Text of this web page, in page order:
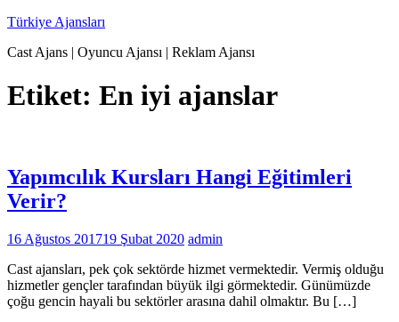
İçeriğe
Türkiye Ajansları
Cast Ajans | Oyuncu Ajansı | Reklam Ajansı
Etiket: En iyi ajanslar
Yapımcılık Kursları Hangi Eğitimleri
Verir?
16 Ağustos 201719 Şubat 2020 admin
Cast ajansları, pek çok sektörde hizmet vermektedir. Vermiş olduğu
hizmetler gençler tarafından büyük ilgi görmektedir. Günümüzde
çoğu gencin hayali bu sektörler arasına dahil olmaktır. Bu […]